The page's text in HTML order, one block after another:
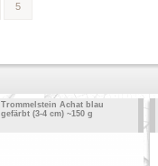
5
Trommelstein Achat blau
gefärbt (3-4 cm) ~150 g